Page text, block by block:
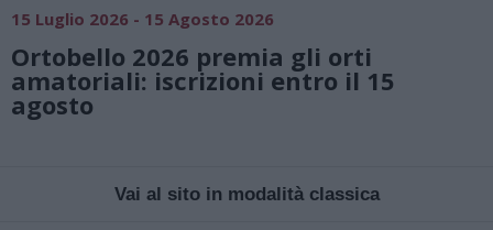
15 Luglio 2026 - 15 Agosto 2026
Ortobello 2026 premia gli orti
amatoriali: iscrizioni entro il 15
agosto
Vai al sito in modalità classica